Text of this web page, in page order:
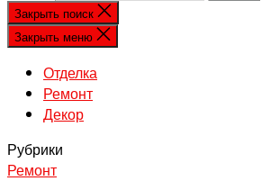
Закрыть поиск
Закрыть меню
Отделка
Ремонт
Декор
Рубрики
Ремонт